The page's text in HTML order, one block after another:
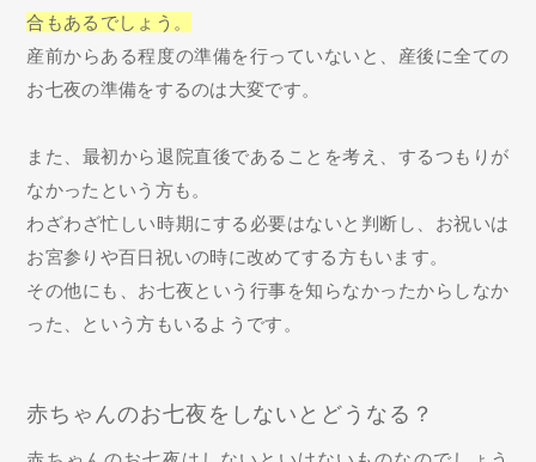
合もあるでしょう。
産前からある程度の準備を行っていないと、産後に全ての
お七夜の準備をするのは大変です。
また、最初から退院直後であることを考え、するつもりが
なかったという方も。
わざわざ忙しい時期にする必要はないと判断し、お祝いは
お宮参りや百日祝いの時に改めてする方もいます。
その他にも、お七夜という行事を知らなかったからしなか
った、という方もいるようです。
赤ちゃんのお七夜をしないとどうなる？